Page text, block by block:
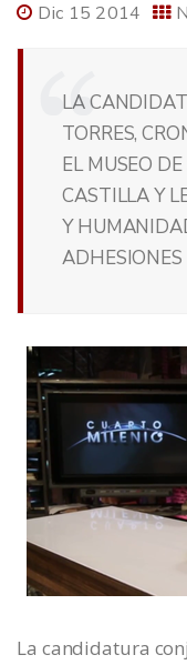
Dic 15 2014
LA
TORRES,
EL MUSEO
CASTILLA Y
Y
ADHESIONES
La candidatura